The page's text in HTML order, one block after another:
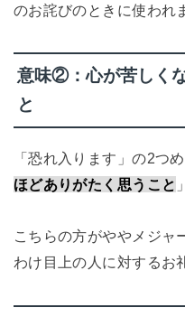
のお詫びのときに使われ
意味②：心が苦しく
と
「恐れ入ります」の2つ
ほどありがたく思うこと
こちらの方がややメジャ
わけ目上の人に対するお